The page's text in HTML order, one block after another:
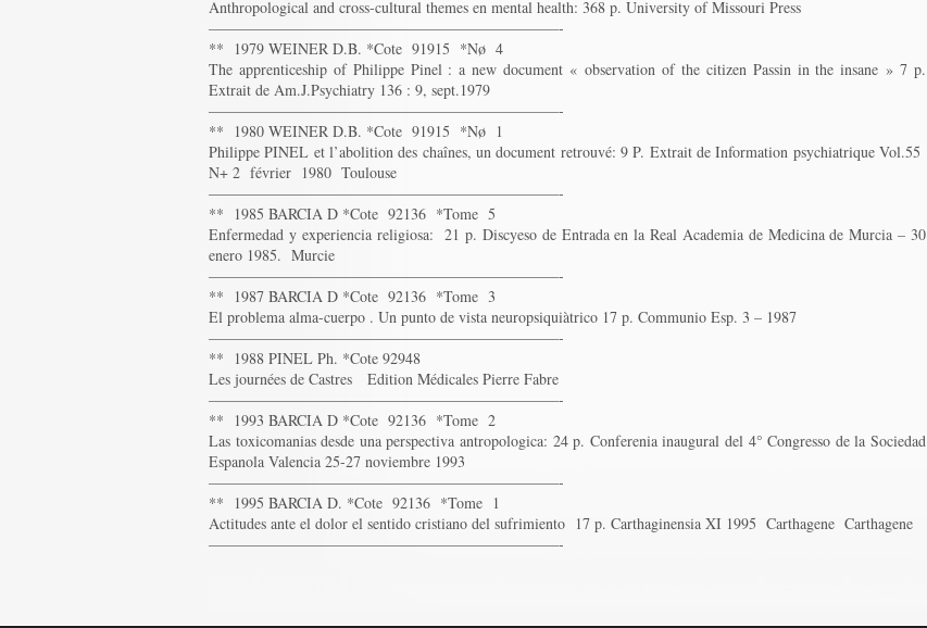
Anthropological and cross-cultural themes en mental health: 368 p. University of Missouri Press
———————————————————————-
** 1979 WEINER D.B. *Cote 91915 *Nø 4
The apprenticeship of Philippe Pinel : a new document « observation of the citizen Passin in the insane » 7 p.
Extrait de Am.J.Psychiatry 136 : 9, sept.1979
———————————————————————-
** 1980 WEINER D.B. *Cote 91915 *Nø 1
Philippe PINEL et l’abolition des chaînes, un document retrouvé: 9 P. Extrait de Information psychiatrique Vol.55
N+ 2 février 1980 Toulouse
———————————————————————-
** 1985 BARCIA D *Cote 92136 *Tome 5
Enfermedad y experiencia religiosa: 21 p. Discyeso de Entrada en la Real Academia de Medicina de Murcia – 30
enero 1985. Murcie
———————————————————————-
** 1987 BARCIA D *Cote 92136 *Tome 3
El problema alma-cuerpo . Un punto de vista neuropsiquiàtrico 17 p. Communio Esp. 3 – 1987
———————————————————————-
** 1988 PINEL Ph. *Cote 92948
Les journées de Castres Edition Médicales Pierre Fabre
———————————————————————-
** 1993 BARCIA D *Cote 92136 *Tome 2
Las toxicomanias desde una perspectiva antropologica: 24 p. Conferenia inaugural del 4° Congresso de la Sociedad
Espanola Valencia 25-27 noviembre 1993
———————————————————————-
** 1995 BARCIA D. *Cote 92136 *Tome 1
Actitudes ante el dolor el sentido cristiano del sufrimiento 17 p. Carthaginensia XI 1995 Carthagene Carthagene
———————————————————————-